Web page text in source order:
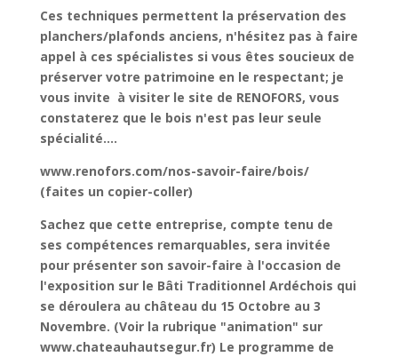
Ces techniques permettent la préservation des
planchers/plafonds anciens, n'hésitez pas à faire
appel à ces spécialistes si vous êtes soucieux de
préserver votre patrimoine en le respectant; je
vous invite à visiter le site de RENOFORS, vous
constaterez que le bois n'est pas leur seule
spécialité….
www.renofors.com/nos-savoir-faire/bois/
(faites un copier-coller)
Sachez que cette entreprise, compte tenu de
ses compétences remarquables, sera invitée
pour présenter son savoir-faire à l'occasion de
l'exposition sur le Bâti Traditionnel Ardéchois qui
se déroulera au château du 15 Octobre au 3
Novembre. (Voir la rubrique "animation" sur
www.chateauhautsegur.fr) Le programme de